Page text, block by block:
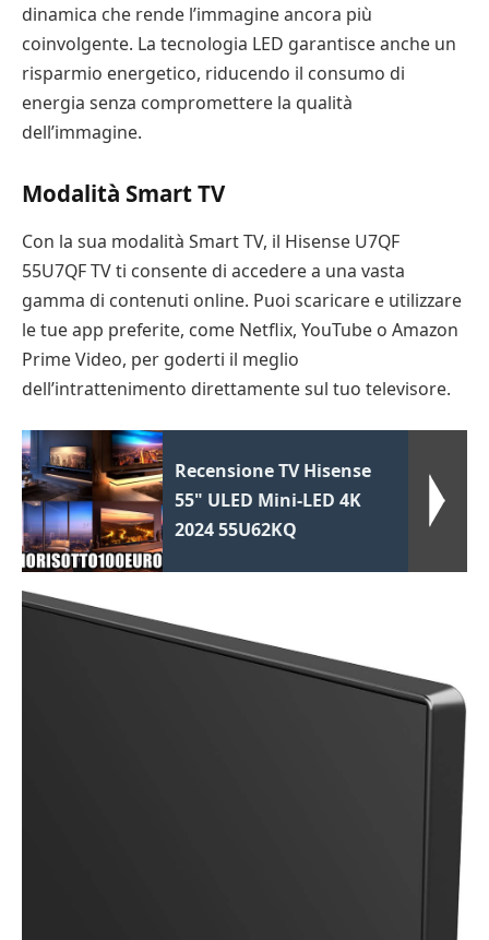
dinamica che rende l’immagine ancora più
coinvolgente. La tecnologia LED garantisce anche un
risparmio energetico, riducendo il consumo di
energia senza compromettere la qualità
dell’immagine.
Modalità Smart TV
Con la sua modalità Smart TV, il Hisense U7QF
55U7QF TV ti consente di accedere a una vasta
gamma di contenuti online. Puoi scaricare e utilizzare
le tue app preferite, come Netflix, YouTube o Amazon
Prime Video, per goderti il meglio
dell’intrattenimento direttamente sul tuo televisore.
Recensione TV Hisense
55" ULED Mini-LED 4K
2024 55U62KQ